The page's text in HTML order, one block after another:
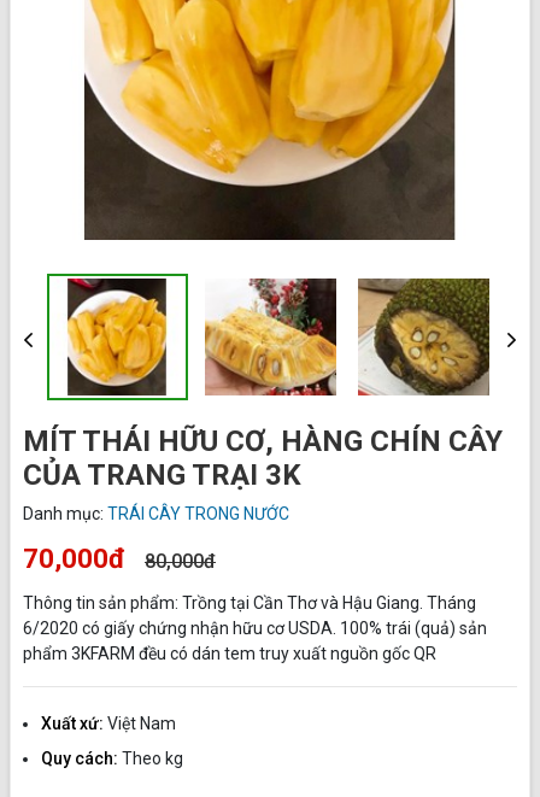
MÍT THÁI HỮU CƠ, HÀNG CHÍN CÂY
CỦA TRANG TRẠI 3K
Danh mục: TRÁI CÂY TRONG NƯỚC
70,000đ 80,000đ
Thông tin sản phẩm: Trồng tại Cần Thơ và Hậu Giang. Tháng
6/2020 có giấy chứng nhận hữu cơ USDA. 100% trái (quả) sản
phẩm 3KFARM đều có dán tem truy xuất nguồn gốc QR
Xuất xứ: Việt Nam
Quy cách: Theo kg